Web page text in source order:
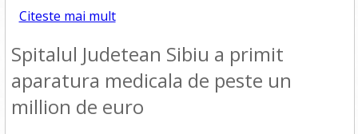
Citeste mai mult
Spitalul Judetean Sibiu a primit
aparatura medicala de peste un
million de euro